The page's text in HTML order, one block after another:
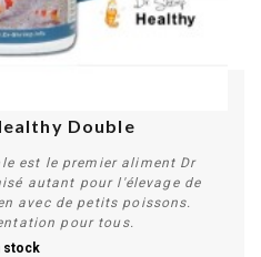
Double
est le premier aliment Dr
autant pour l'élevage de
avec de petits poissons.
pour tous.
stock